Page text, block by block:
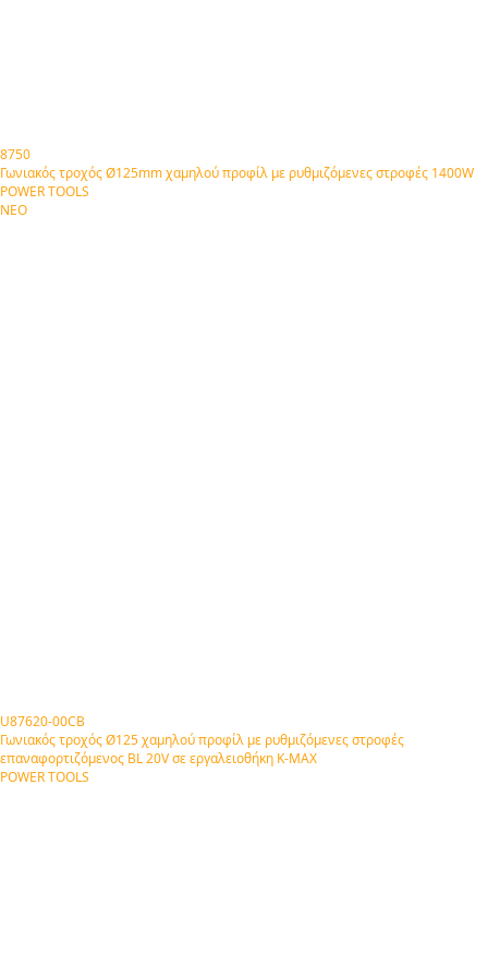
8750
Γωνιακός τροχός Ø125mm χαμηλού προφίλ με ρυθμιζόμενες στροφές 1400W
POWER TOOLS
ΝΕΟ
U87620-00CB
Γωνιακός τροχός Ø125 χαμηλού προφίλ με ρυθμιζόμενες στροφές
επαναφορτιζόμενος BL 20V σε εργαλειοθήκη Κ-ΜΑΧ
POWER TOOLS